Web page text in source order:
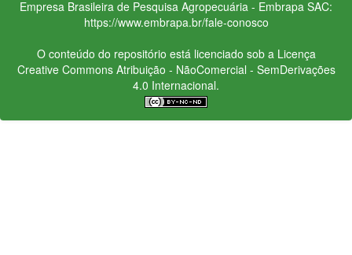
Empresa Brasileira de Pesquisa Agropecuária - Embrapa SAC:
https://www.embrapa.br/fale-conosco
O conteúdo do repositório está licenciado sob a Licença
Creative CommonsAtribuição - NãoComercial - SemDerivações
4.0 Internacional.